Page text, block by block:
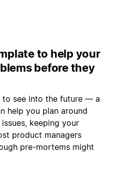
to help your
before they
to see into the future — a
help you plan around
keeping your
product managers
pre-mortems might